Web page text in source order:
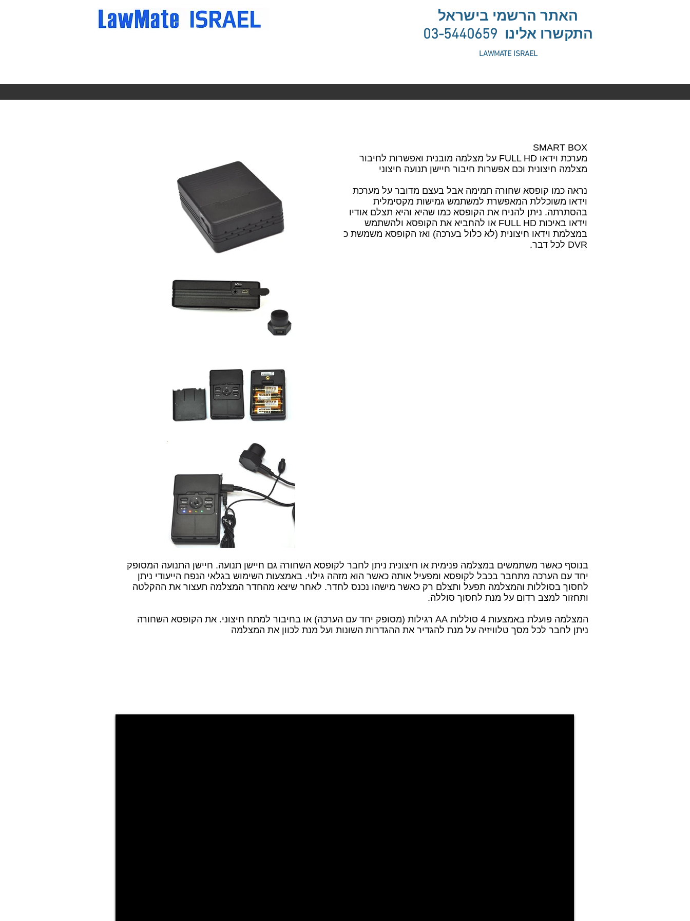
האתר הרשמי בישראל
התקשרו אלינו 03-5440659
LAWMATE ISRAEL
בנוסף כאשר משתמשים במצלמה פנימית או חיצונית ניתן לחבר לקופסא השחורה גם חיישן תנועה. חיישן התנועה המסופק
יחד עם הערכה מתחבר בכבל לקופסא ומפעיל אותה כאשר הוא מזהה גילוי. באמצעות השימוש בגלאי הנפח הייעודי ניתן
לחסוך בסוללות והמצלמה תפעל ותצלם רק כאשר מישהו נכנס לחדר. לאחר שיצא מהחדר המצלמה תעצור את ההקלטה
ותחזור למצב רדום על מנת לחסוך סוללה.
המצלמה פועלת באמצעות 4 סוללות AA רגילות (מסופק יחד עם הערכה) או בחיבור למתח חיצוני. את הקופסא השחורה
ניתן לחבר לכל מסך טלוויזיה על מנת להגדיר את ההגדרות השונות ועל מנת לכוון את המצלמה
SMART BOX
מערכת וידאו FULL HD על מצלמה מובנית ואפשרות לחיבור
מצלמה חיצונית וכם אפשרות חיבור חיישן תנועה חיצוני
נראה כמו קופסא שחורה תמימה אבל בעצם מדובר על מערכת
וידאו משוכללת המאפשרת למשתמש גמישות מקסימלית
בהסתרתה. ניתן להניח את הקופסא כמו שהיא והיא תצלם אודיו
וידאו באיכות FULL HD או להחביא את הקופסא ולהשתמש
במצלמת וידאו חיצונית (לא כלול בערכה) ואז הקופסא משמשת כ
DVR לכל דבר.